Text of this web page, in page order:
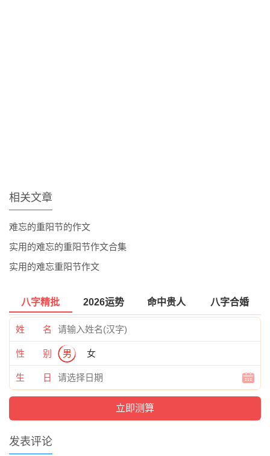
相关文章
难忘的重阳节的作文
实用的难忘的重阳节作文合集
实用的难忘重阳节作文
八字精批 2026运势 命中贵人 八字合婚
姓 名
性 别 男 女
生 日
发表评论